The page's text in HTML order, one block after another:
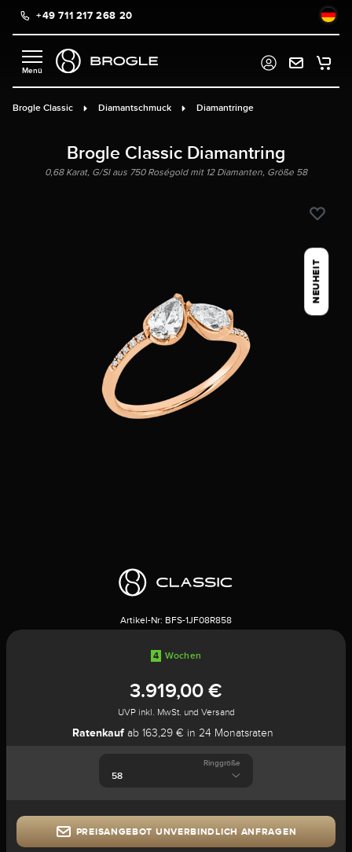
springen
+49 711 217 268 20
Brogle Classic Diamantschmuck Diamantringe
Brogle Classic Diamantring
0,68 Karat, G/SI aus 750 Roségold mit 12 Diamanten, Größe 58
NEUHEIT
Artikel-Nr: BFS-1JF08R858
4 Wochen
3.919,00 €
UVP inkl. MwSt. und Versand
Ratenkauf ab 163,29 € in 24 Monatsraten
Ringgröße
PREISANGEBOT UNVERBINDLICH ANFRAGEN